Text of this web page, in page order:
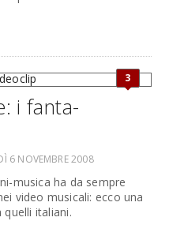
3
i fanta-
6 NOVEMBRE 2008
musica ha da sempre
video musicali: ecco una
italiani.